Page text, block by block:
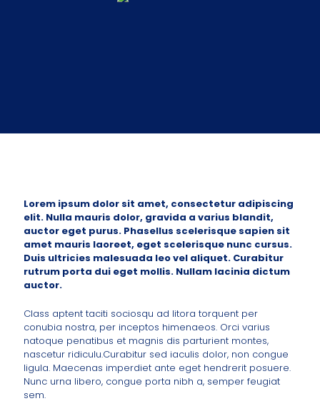
Lorem ipsum dolor sit amet, consectetur adipiscing
elit. Nulla mauris dolor, gravida a varius blandit,
auctor eget purus. Phasellus scelerisque sapien sit
amet mauris laoreet, eget scelerisque nunc cursus.
Duis ultricies malesuada leo vel aliquet. Curabitur
rutrum porta dui eget mollis. Nullam lacinia dictum
auctor.
Class aptent taciti sociosqu ad litora torquent per
conubia nostra, per inceptos himenaeos. Orci varius
natoque penatibus et magnis dis parturient montes,
nascetur ridiculu.Curabitur sed iaculis dolor, non congue
ligula. Maecenas imperdiet ante eget hendrerit posuere.
Nunc urna libero, congue porta nibh a, semper feugiat
sem.